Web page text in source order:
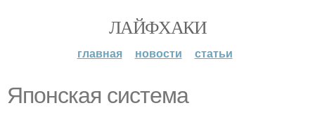
ЛАЙФХАКИ
главная новости статьи
Японская система